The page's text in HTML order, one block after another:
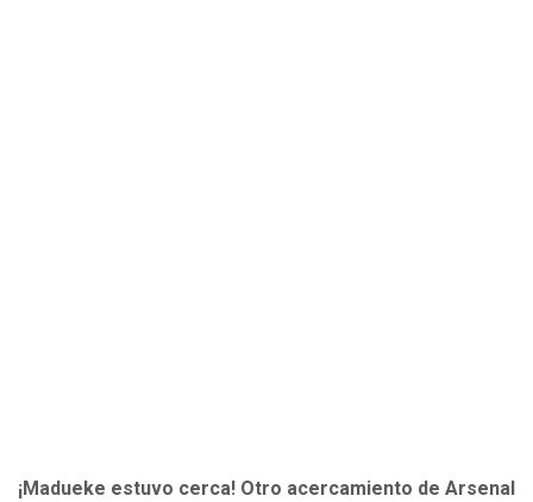
¡Madueke estuvo cerca! Otro acercamiento de Arsenal